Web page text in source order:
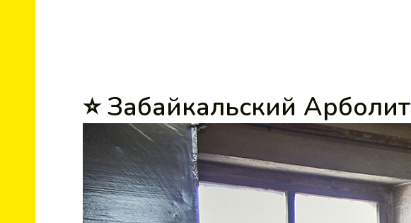
⭐ Забайкальский Арболит